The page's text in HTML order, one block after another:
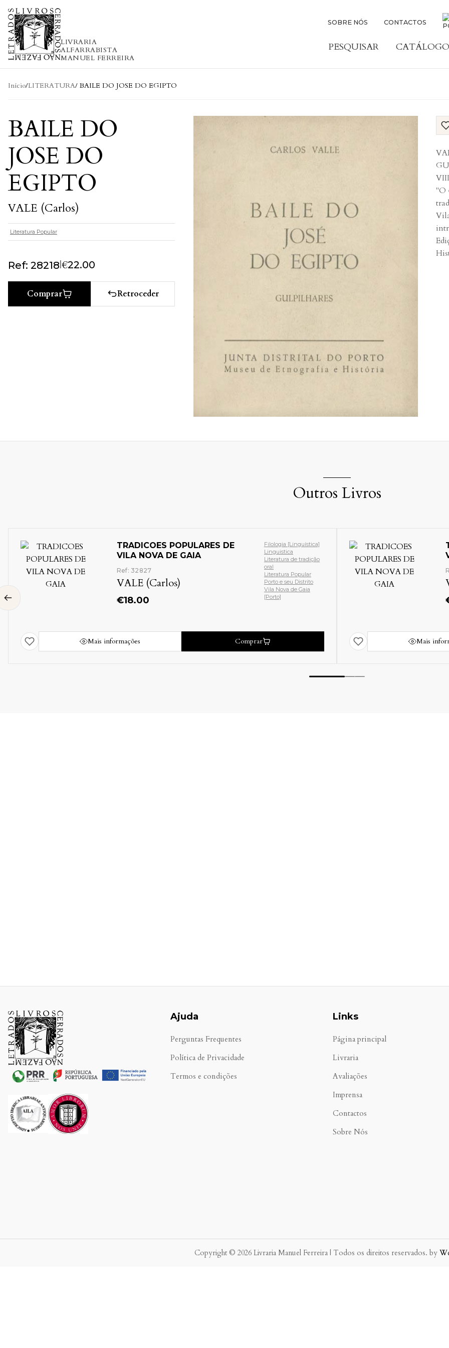
Skip to content
LIVRARIA
ALFARRABISTA
MANUEL FERREIRA
SOBRE NÓS CONTACTOS
PESQUISAR
Início/LITERATURA/ BAILE DO JOSE DO EGIPTO
BAILE DO
JOSE DO
EGIPTO
VALE (Carlos)
Literatura Popular
Ref: 28218|€22.00
Comprar Retroceder
"O
Outros Livros
POPULARES DE
NOVA DE GAIA
32826
(Carlos)
18.00
Etnologia
[Antropologia]
Porto e seu Distrito
Religião - Culto
Religiosidade Popular
Vila Nova de Gaia
[Porto]
Comprar
TRADICOES POPULARES DE
VILA NOVA DE GAIA
Ref: 32823
VALE (Carlos)
Ajuda
Perguntas Frequentes
Política de Privacidade
Termos e condições
Links
Página principal
Livraria
Avaliações
Imprensa
Contactos
Sobre Nós
Copyright © 2026 Livraria Manuel Ferreira | Todos os direitos reservados. by